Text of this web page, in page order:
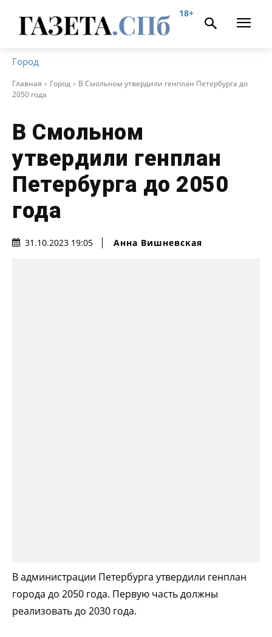
18+
Город
Главная Город
В Смольном утвердили генплан Петербурга до
2050 года
В Смольном
утвердили генплан
Петербурга до 2050
года
31.10.2023 19:05 Анна Вишневская
В администрации Петербурга утвердили генплан
города до 2050 года. Первую часть должны
реализовать до 2030 года.